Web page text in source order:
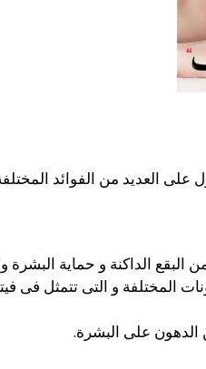
العديد من الفوائد
الداكنة و حماية البشرة
الدهون على البشرة.